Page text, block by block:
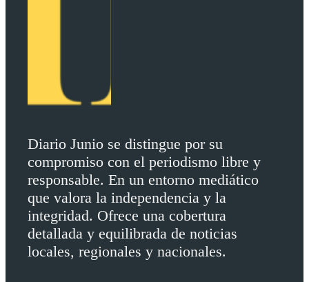
Diario Junio se distingue por su
compromiso con el periodismo libre y
responsable. En un entorno mediático
que valora la independencia y la
integridad. Ofrece una cobertura
detallada y equilibrada de noticias
locales, regionales y nacionales.